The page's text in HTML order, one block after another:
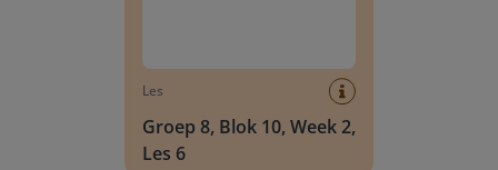
Les
Groep 8, Blok 10, Week 2,
Les 6